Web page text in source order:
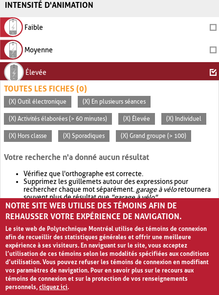
INTENSITÉ D'ANIMATION
Faible
Moyenne
Élevée
TOUTES LES FICHES (0)
(X) Outil électronique (X) En plusieurs séances
(X) Activités élaborées (> 60 minutes) (X) Élevée (X) Individuel
(X) Hors classe (X) Sporadiques (X) Grand groupe (> 100)
Votre recherche n'a donné aucun résultat
Vérifiez que l'orthographe est correcte.
Supprimez les guillemets autour des expressions pour
rechercher chaque mot séparément. garage à véloretournera
souvent plus de résultat que"garage à vélo".
Envisagez d'élargir votre recherche avec OR.garage OR vélo
retournera souvent plus de résultat quegarage à vélo
NOTRE SITE WEB UTILISE DES TÉMOINS AFIN DE
REHAUSSER VOTRE EXPÉRIENCE DE NAVIGATION.
Le site web de Polytechnique Montréal utilise des témoins de connexion
afin de recueillir des statistiques générales et offrir une meilleure
expérience à ses visiteurs. En naviguant sur le site, vous acceptez
l’utilisation de ces témoins selon les modalités spécifiées aux conditions
d’utilisation. Vous pouvez refuser les témoins de connexion en modifiant
vos paramètres de navigation. Pour en savoir plus sur le recours aux
témoins de connexion et sur la protection de vos renseignements
personnels,cliquez ici.